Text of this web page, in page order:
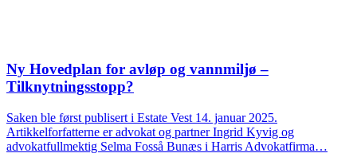
Ny Hovedplan for avløp og vannmiljø –
Tilknytningsstopp?
Saken ble først publisert i Estate Vest 14. januar 2025.
Artikkelforfatterne er advokat og partner Ingrid Kyvig og
advokatfullmektig Selma Fosså Bunæs i Harris Advokatfirma…